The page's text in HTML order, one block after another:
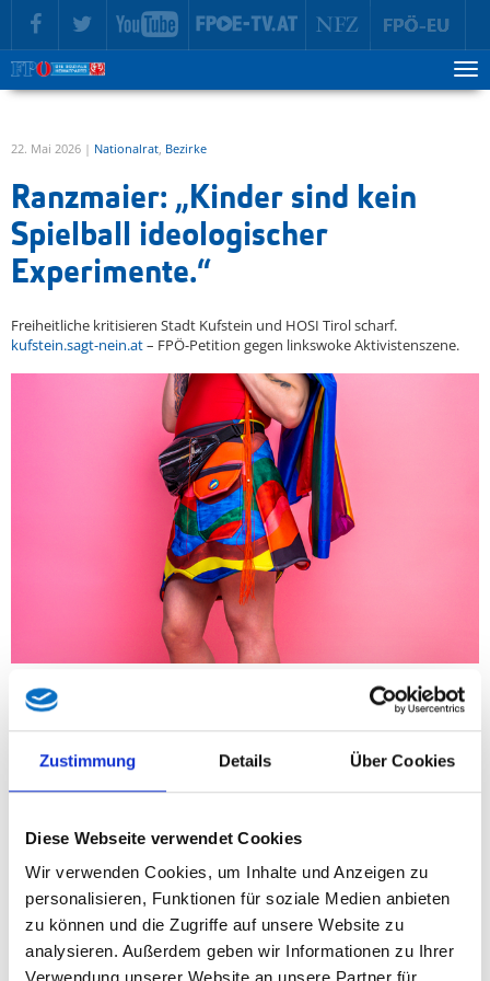
Zustimmung Details Über Cookies
Diese Webseite verwendet Cookies
Wir verwenden Cookies, um Inhalte und Anzeigen zu
personalisieren, Funktionen für soziale Medien anbieten
zu können und die Zugriffe auf unsere Website zu
analysieren. Außerdem geben wir Informationen zu Ihrer
zur Hauptnavigation springen
zum Inhalt springen
22. Mai 2026 | Nationalrat, Bezirke
Ranzmaier: „Kinder sind kein
Spielball ideologischer
Experimente.“
Freiheitliche kritisieren Stadt Kufstein und HOSI Tirol scharf.
kufstein.sagt-nein.at– FPÖ-Petition gegen linkswoke Aktivistenszene.
Nach den jüngsten Debatten rund um die geplante
Dragqueen-Lesung für Kinder ab vier Jahren im Kufsteiner
Kufsteiner Gemeinderat Christofer Ranzmaier seine Kritik an
den Verantwortlichen in Stadtpolitik und der linkswoken
verloren. Es ist bedauernswert, dass dieser gesellschaftliche
Konsens offenbar kein politischer Konsens mehr ist.“
Besonders deutlich reagiert Ranzmaier auf die
Rechtfertigungen des Kufsteiner Bürgermeisters, der darauf
verweist, dass sich einige Eltern diese Veranstaltung